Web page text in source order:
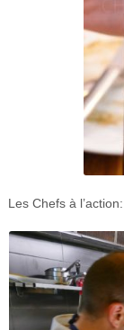
Les Chefs à l’action: